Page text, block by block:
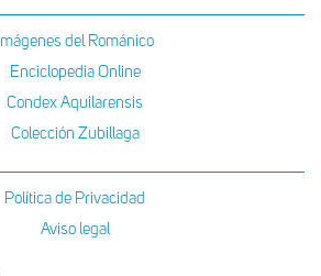
Imágenes del Románico
Enciclopedia Online
Condex Aquilarensis
Colección Zubillaga
Política de Privacidad
Aviso legal